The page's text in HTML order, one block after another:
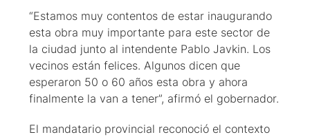
“Estamos muy contentos de estar inaugurando
esta obra muy importante para este sector de
la ciudad junto al intendente Pablo Javkin. Los
vecinos están felices. Algunos dicen que
esperaron 50 o 60 años esta obra y ahora
finalmente la van a tener”, afirmó el gobernador.
El mandatario provincial reconoció el contexto